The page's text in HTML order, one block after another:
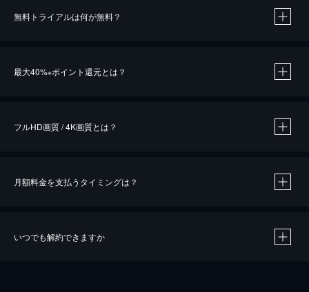
無料トライアルは何が無料？
最大40%※ポイント還元とは？
※40％ポイント還元の対象は、クレジットカード決済による作品の購入 / レンタルです。
iOSアプリのUコイン決済による作品の購入 / レンタルは、20％のポイント還元です。
フルHD画質 / 4K画質とは？
月額料金を支払うタイミングは？
いつでも解約できますか